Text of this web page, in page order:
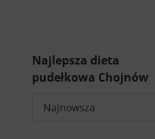
Najlepsza dieta
pudełkowa Chojnów